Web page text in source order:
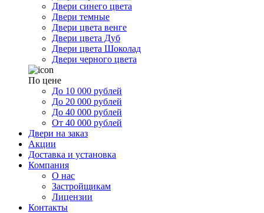
Двери синего цвета
Двери темные
Двери цвета венге
Двери цвета Дуб
Двери цвета Шоколад
Двери черного цвета
По цене
До 10 000 рублей
До 20 000 рублей
До 40 000 рублей
От 40 000 рублей
Двери на заказ
Акции
Доставка и установка
Компания
О нас
Застройщикам
Лицензии
Контакты